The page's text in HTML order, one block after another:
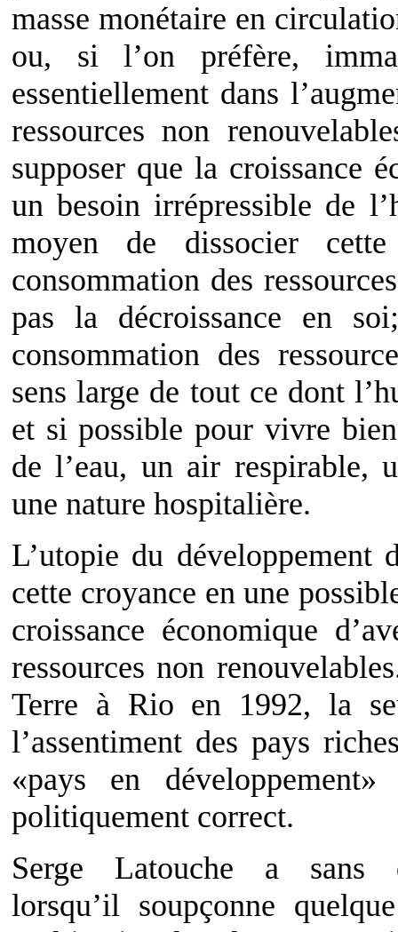
masse monétaire en
ou, si l’on préfère,
essentiellement dans
ressources non
supposer que la croissance
un besoin irrépressible de
moyen de dissocier
consommation des
pas la décroissance en
consommation des
sens large de tout ce dont
et si possible pour vivre
de l’eau, un air respirable,
une nature hospitalière.
L’utopie du développement
cette croyance en une
croissance économique
ressources non
Terre à Rio en 1992, la
l’assentiment des pays
«pays en
politiquement correct.
Serge Latouche a sans
lorsqu’il soupçonne